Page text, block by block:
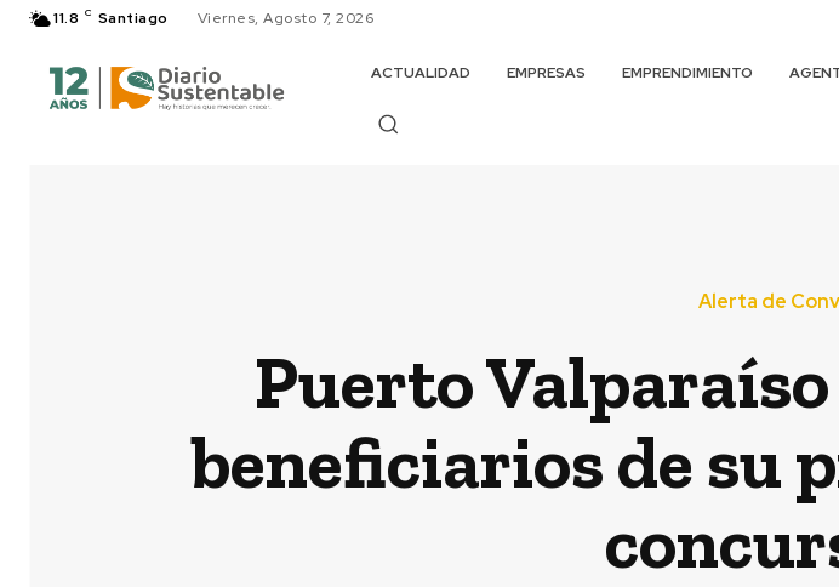
11.8 C Santiago Viernes, Agosto 7, 2026
ACTUALIDAD EMPRESAS EMPRENDIMIENTO
Alerta de
Puerto
beneficiarios de su